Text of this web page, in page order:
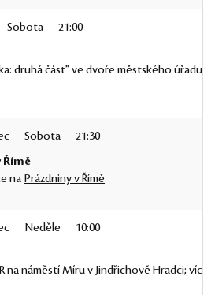
Sobota
21:00
druhá část" ve dvoře městského úřadu
Sobota
21:30
Římě
na Prázdniny v Římě
Neděle
10:00
na náměstí Míru v Jindřichově Hradci; více